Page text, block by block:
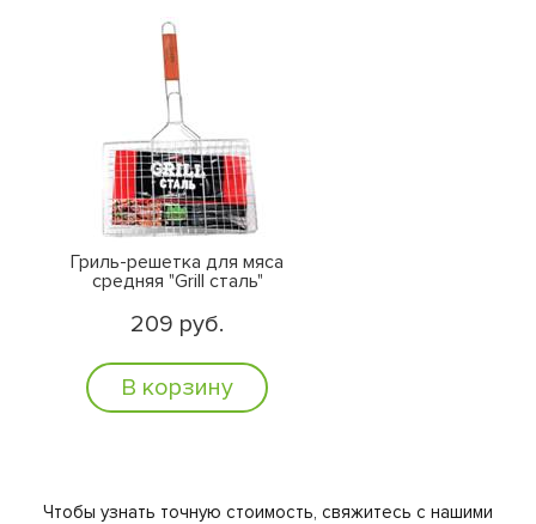
Гриль-решетка для мяса
средняя "Grill сталь"
209 руб.
В корзину
Чтобы узнать точную стоимость, свяжитесь с нашими